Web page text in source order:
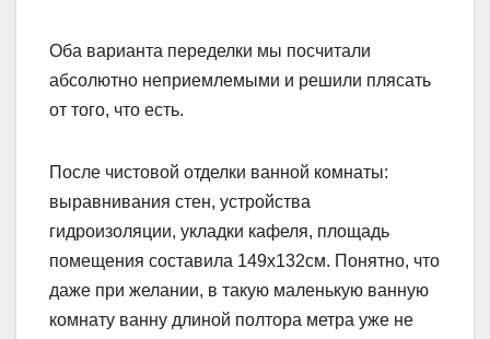
Оба варианта переделки мы посчитали
абсолютно неприемлемыми и решили плясать
от того, что есть.
После чистовой отделки ванной комнаты:
выравнивания стен, устройства
гидроизоляции, укладки кафеля, площадь
помещения составила 149х132см. Понятно, что
даже при желании, в такую маленькую ванную
комнату ванну длиной полтора метра уже не